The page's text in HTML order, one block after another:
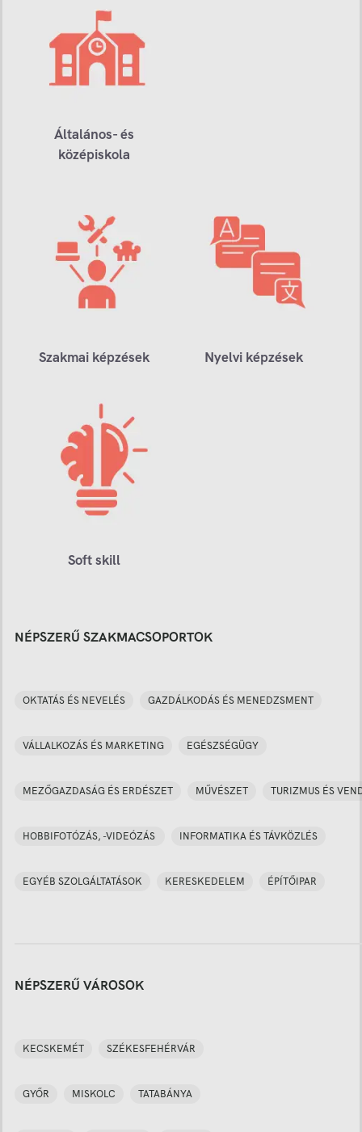
Általános- és
középiskola
Szakmai képzések Nyelvi képzések
Soft skill
NÉPSZERŰ SZAKMACSOPORTOK
OKTATÁS ÉS NEVELÉS GAZDÁLKODÁS ÉS MENEDZSMENT
VÁLLALKOZÁS ÉS MARKETING EGÉSZSÉGÜGY
MEZŐGAZDASÁG ÉS ERDÉSZET MŰVÉSZET TURIZMUS ÉS
HOBBIFOTÓZÁS, -VIDEÓZÁS INFORMATIKA ÉS TÁVKÖZLÉS
EGYÉB SZOLGÁLTATÁSOK KERESKEDELEM ÉPÍTŐIPAR
NÉPSZERŰ VÁROSOK
KECSKEMÉT SZÉKESFEHÉRVÁR
GYŐR MISKOLC TATABÁNYA